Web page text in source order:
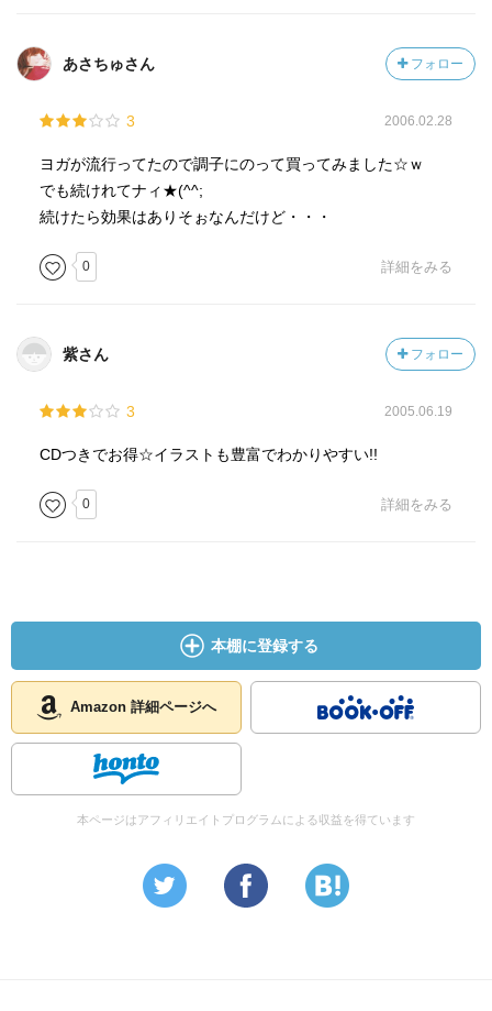
あさちゅさん フォロー
3 2006.02.28
ヨガが流行ってたので調子にのって買ってみました☆ｗ
でも続けれてナィ★(^^;
続けたら効果はありそぉなんだけど・・・
0 詳細をみる
紫さん フォロー
3 2005.06.19
CDつきでお得☆イラストも豊富でわかりやすい!!
0 詳細をみる
本棚に登録する
Amazon 詳細ページへ
本ページはアフィリエイトプログラムによる収益を得ています